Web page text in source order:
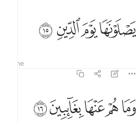
يصلونها يوم الدين ١٥
يَصْلَوْنَهَا يَوْمَ ٱلدِّينِ ١٥
ﲄﲅﲆﲇ
وما هم عنها بغايبين ١٦
وَمَا هُمْ عَنْهَا بِغَآئِبِينَ ١٦
ﲈﲉﲊﲋﲌ